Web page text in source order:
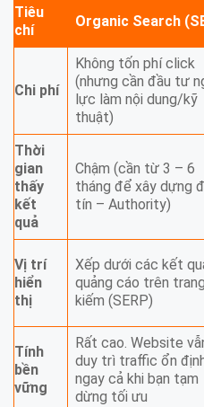
Tiêu
chí
Organic Search
Chi phí
Không tốn phí click
(nhưng cần đầu tư
lực làm nội dung/kỹ
thuật)
Thời
gian
thấy
kết
quả
Chậm (cần từ 3 – 6
tháng để xây dựng
tín – Authority)
Vị trí
hiển
thị
Xếp dưới các kết
quảng cáo trên
kiếm (SERP)
Tính
bền
vững
Rất cao. Website
duy trì traffic ổn
ngay cả khi bạn tạm
dừng tối ưu